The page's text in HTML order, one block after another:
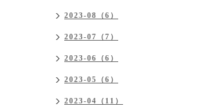
2023-08（6）
2023-07（7）
2023-06（6）
2023-05（6）
2023-04（11）